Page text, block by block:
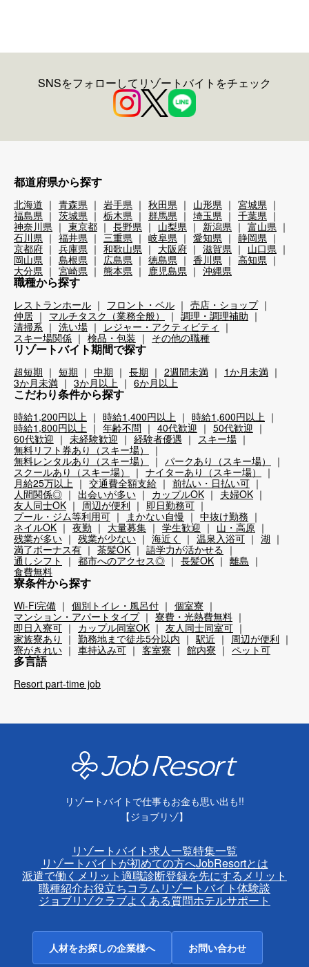
SNSをフォローしてリゾートバイトをチェック
都道府県から探す
北海道 青森県 岩手県 秋田県 山形県
宮城県
福島県
茨城県 栃木県 群馬県 埼玉県
千葉県
神奈川県
東京都 長野県 山梨県 新潟県
富山県
石川県
福井県 三重県 岐阜県 愛知県
静岡県
京都府
兵庫県 和歌山県 大阪府 滋賀県
山口県
岡山県
島根県 広島県 徳島県 香川県
高知県
大分県
宮崎県 熊本県 鹿児島県 沖縄県
職種から探す
レストランホール フロント・ベル
売店・ショップ
仲居
マルチタスク（業務全般）
調理・調理補助
清掃系
洗い場
レジャー・アクティビティ
スキー場関係
検品・包装 その他の職種
リゾートバイト期間で探す
超短期 短期 中期 長期 2週間未満
1か月未満
3か月未満
3か月以上 6か月以上
こだわり条件から探す
時給1,200円以上 時給1,400円以上
時給1,600円以上
時給1,800円以上
年齢不問 40代歓迎
50代歓迎
60代歓迎
未経験歓迎 経験者優遇
スキー場
無料リフト券あり（スキー場）
無料レンタルあり（スキー場）
パークあり（スキー場）
スクールあり（スキー場）
ナイターあり（スキー場）
月給25万以上
交通費全額支給
前払い・日払い可
人間関係◎
出会いが多い カップルOK
夫婦OK
友人同士OK
周辺が便利
即日勤務可
プール・ジム等利用可
まかない自慢
中抜け勤務
ネイルOK
夜勤 大量募集 学生歓迎
山・高原
残業が多い
残業が少ない 海近く 温泉入浴可
湖
満了ボーナス有
茶髪OK
語学力が活かせる
通しシフト
都市へのアクセス◎ 長髪OK
離島
食費無料
寮条件から探す
Wi-Fi完備 個別トイレ・風呂付
個室寮
マンション・アパートタイプ
寮費・光熱費無料
即日入寮可
カップル同室OK
友人同士同室可
家族寮あり
勤務地まで徒歩5分以内 駅近
周辺が便利
寮がきれい
車持込み可 客室寮 館内寮 ペット可
多言語
Resort part-time job
リゾートバイトで仕事もお金も思い出も!!
【ジョブリゾ】
リゾートバイト求人一覧特集一覧
リゾートバイトが初めての方へJobResortとは
派遣で働くメリット適職診断登録を先にするメリット
職種紹介お役立ちコラムリゾートバイト体験談
ジョブリゾクラブよくある質問ホテルサポート
人材をお探しの企業様へ お問い合わせ